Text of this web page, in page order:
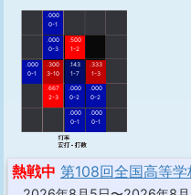
.000
0-1
.000
0-3
.500
1-2
.000
0-1
.300
3-10
.143
1-7
.333
1-3
.667
2-3
.000
0-2
.000
0-2
.000
0-1
.000
0-1
熱戦中 第108回全国高等